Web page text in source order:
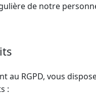
de notre
au RGPD, vous
: